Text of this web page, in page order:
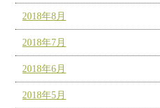
2018年8月
2018年7月
2018年6月
2018年5月